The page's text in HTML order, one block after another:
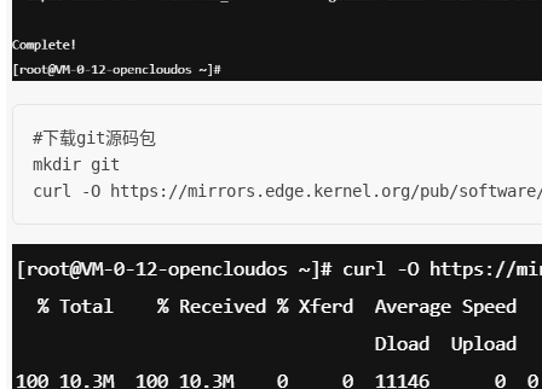
#下载git源码包
mkdir git
curl -O https://mirrors.edge.kernel.org/pub/